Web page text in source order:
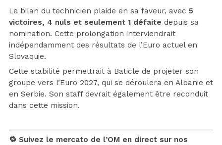
Le bilan du technicien plaide en sa faveur, avec 5
victoires, 4 nuls et seulement 1 défaite depuis sa
nomination. Cette prolongation interviendrait
indépendamment des résultats de l’Euro actuel en
Slovaquie.
Cette stabilité permettrait à Baticle de projeter son
groupe vers l’Euro 2027, qui se déroulera en Albanie et
en Serbie. Son staff devrait également être reconduit
dans cette mission.
🔁 Suivez le mercato de l’OM en direct sur nos